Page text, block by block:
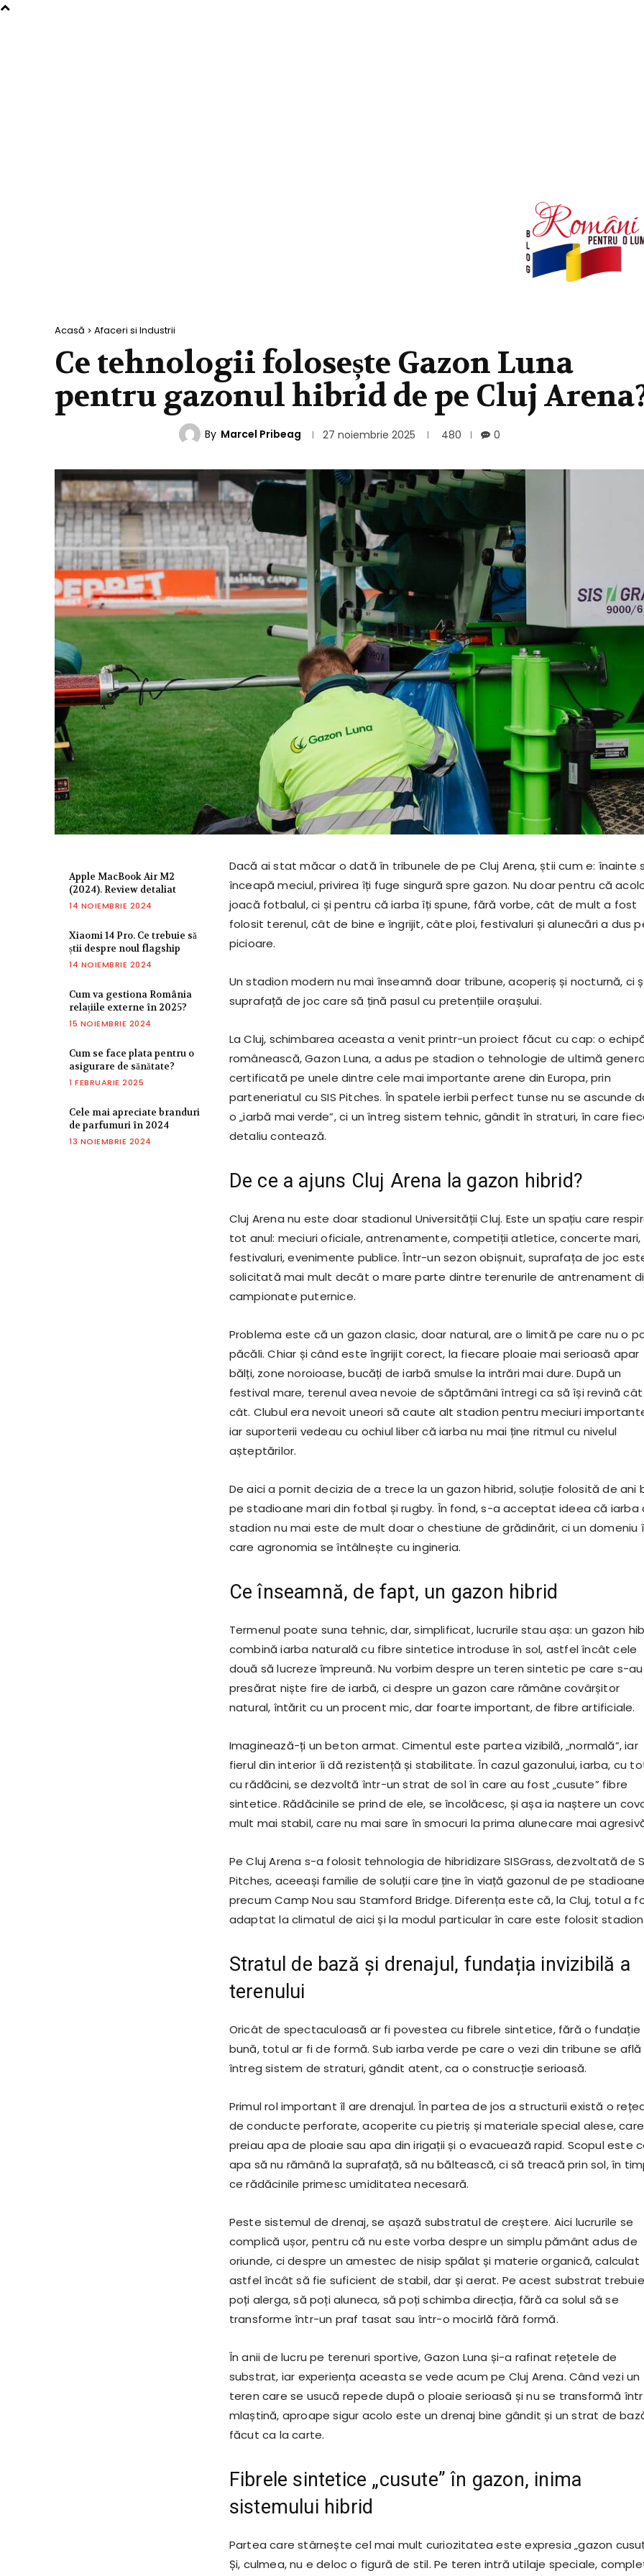
Acasă Afaceri si Industrii
Ce tehnologii folosește Gazon Luna
pentru gazonul hibrid de pe Cluj
By Marcel Pribeag 27 noiembrie 2025 480 0
Apple MacBook Air M2
(2024). Review detaliat
14 NOIEMBRIE 2024
Xiaomi 14 Pro. Ce trebuie să
știi despre noul flagship
14 NOIEMBRIE 2024
Cum va gestiona România
relațiile externe în 2025?
15 NOIEMBRIE 2024
Cum se face plata pentru o
asigurare de sănătate?
1 FEBRUARIE 2025
Cele mai apreciate branduri
de parfumuri în 2024
13 NOIEMBRIE 2024
Dacă ai stat măcar o dată în tribunele de pe Cluj Arena, știi cum e: înainte
înceapă meciul, privirea îți fuge singură spre gazon. Nu doar pentru că
joacă fotbalul, ci și pentru că iarba îți spune, fără vorbe, cât de mult a fost
folosit terenul, cât de bine e îngrijit, câte ploi, festivaluri și alunecări a dus
picioare.
Un stadion modern nu mai înseamnă doar tribune, acoperiș și nocturnă, ci
suprafață de joc care să țină pasul cu pretențiile orașului.
La Cluj, schimbarea aceasta a venit printr-un proiect făcut cu cap: o
românească, Gazon Luna, a adus pe stadion o tehnologie de ultimă
certificată pe unele dintre cele mai importante arene din Europa, prin
parteneriatul cu SIS Pitches. În spatele ierbii perfect tunse nu se ascunde
o „iarbă mai verde”, ci un întreg sistem tehnic, gândit în straturi, în care
detaliu contează.
De ce a ajuns Cluj Arena la gazon hibrid?
Cluj Arena nu este doar stadionul Universității Cluj. Este un spațiu care
tot anul: meciuri oficiale, antrenamente, competiții atletice, concerte mari,
festivaluri, evenimente publice. Într-un sezon obișnuit, suprafața de joc
solicitată mai mult decât o mare parte dintre terenurile de antrenament
campionate puternice.
Problema este că un gazon clasic, doar natural, are o limită pe care nu o
păcăli. Chiar și când este îngrijit corect, la fiecare ploaie mai serioasă apar
bălți, zone noroioase, bucăți de iarbă smulse la intrări mai dure. După un
festival mare, terenul avea nevoie de săptămâni întregi ca să își revină
cât. Clubul era nevoit uneori să caute alt stadion pentru meciuri
iar suporterii vedeau cu ochiul liber că iarba nu mai ține ritmul cu nivelul
așteptărilor.
De aici a pornit decizia de a trece la un gazon hibrid, soluție folosită de ani
pe stadioane mari din fotbal și rugby. În fond, s-a acceptat ideea că iarba
stadion nu mai este de mult doar o chestiune de grădinărit, ci un domeniu
care agronomia se întâlnește cu ingineria.
Ce înseamnă, de fapt, un gazon hibrid
Termenul poate suna tehnic, dar, simplificat, lucrurile stau așa: un gazon
combină iarba naturală cu fibre sintetice introduse în sol, astfel încât cele
două să lucreze împreună. Nu vorbim despre un teren sintetic pe care s-au
presărat niște fire de iarbă, ci despre un gazon care rămâne covârșitor
natural, întărit cu un procent mic, dar foarte important, de fibre artificiale.
Imaginează-ți un beton armat. Cimentul este partea vizibilă, „normală”, iar
fierul din interior îi dă rezistență și stabilitate. În cazul gazonului, iarba, cu
cu rădăcini, se dezvoltă într-un strat de sol în care au fost „cusute” fibre
sintetice. Rădăcinile se prind de ele, se încolăcesc, și așa ia naștere un
mult mai stabil, care nu mai sare în smocuri la prima alunecare mai
Pe Cluj Arena s-a folosit tehnologia de hibridizare SISGrass, dezvoltată de
Pitches, aceeași familie de soluții care ține în viață gazonul de pe stadioane
precum Camp Nou sau Stamford Bridge. Diferența este că, la Cluj, totul a
adaptat la climatul de aici și la modul particular în care este folosit
Stratul de bază și drenajul, fundația invizibilă a
terenului
Oricât de spectaculoasă ar fi povestea cu fibrele sintetice, fără o fundație
bună, totul ar fi de formă. Sub iarba verde pe care o vezi din tribune se află
întreg sistem de straturi, gândit atent, ca o construcție serioasă.
Primul rol important îl are drenajul. În partea de jos a structurii există o
de conducte perforate, acoperite cu pietriș și materiale special alese, care
preiau apa de ploaie sau apa din irigații și o evacuează rapid. Scopul este
apa să nu rămână la suprafață, să nu băltească, ci să treacă prin sol, în
ce rădăcinile primesc umiditatea necesară.
Peste sistemul de drenaj, se așază substratul de creștere. Aici lucrurile se
complică ușor, pentru că nu este vorba despre un simplu pământ adus de
oriunde, ci despre un amestec de nisip spălat și materie organică, calculat
astfel încât să fie suficient de stabil, dar și aerat. Pe acest substrat
poți alerga, să poți aluneca, să poți schimba direcția, fără ca solul să se
transforme într-un praf tasat sau într-o mocirlă fără formă.
În anii de lucru pe terenuri sportive, Gazon Luna și-a rafinat rețetele de
substrat, iar experiența aceasta se vede acum pe Cluj Arena. Când vezi un
teren care se usucă repede după o ploaie serioasă și nu se transformă
mlaștină, aproape sigur acolo este un drenaj bine gândit și un strat de
făcut ca la carte.
Fibrele sintetice „cusute” în gazon, inima
sistemului hibrid
Partea care stârnește cel mai mult curiozitatea este expresia „gazon
Și, culmea, nu e deloc o figură de stil. Pe teren intră utilaje speciale,